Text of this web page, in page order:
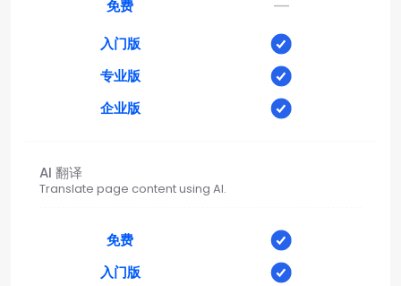
免费
入门版
专业版
企业版
AI 翻译
Translate page content using AI.
免费
入门版